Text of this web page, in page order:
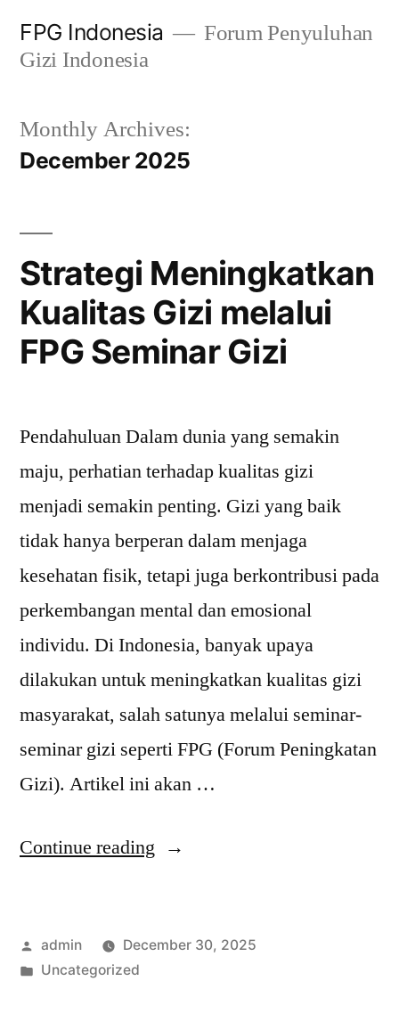
FPG Indonesia
Forum Penyuluhan
Gizi Indonesia
Monthly Archives:
December 2025
Strategi Meningkatkan
Kualitas Gizi melalui
FPG Seminar Gizi
Pendahuluan Dalam dunia yang semakin
maju, perhatian terhadap kualitas gizi
menjadi semakin penting. Gizi yang baik
tidak hanya berperan dalam menjaga
kesehatan fisik, tetapi juga berkontribusi pada
perkembangan mental dan emosional
individu. Di Indonesia, banyak upaya
dilakukan untuk meningkatkan kualitas gizi
masyarakat, salah satunya melalui seminar-
seminar gizi seperti FPG (Forum Peningkatan
Gizi). Artikel ini akan …
Continue reading “Strategi
Gizi
Posted
by
admin
December 30, 2025
Posted
Uncategorized